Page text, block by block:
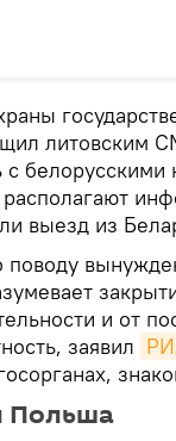
литовским
выезд из
и от
заявил
Польша